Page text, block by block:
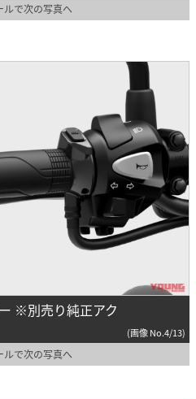
ルで次の写真へ
※別売り純正アク
(画像 No.4/13)
ルで次の写真へ